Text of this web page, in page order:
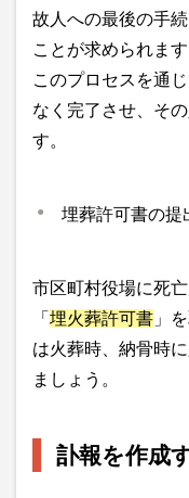
故人への最後の手
ことが求められます
このプロセスを通
なく完了させ、そ
す。
埋葬許可書の提
市区町村役場に死
「 埋火葬許可書 」
は火葬時、納骨時
ましょう。
訃報を作成